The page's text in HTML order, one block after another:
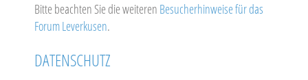
Bitte beachten Sie die weiteren Besucherhinweise für das
Forum Leverkusen.
DATENSCHUTZ